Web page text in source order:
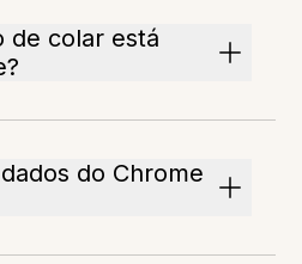
de colar está
do Chrome